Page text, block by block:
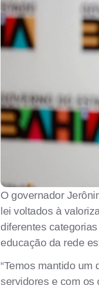
O governador
lei voltados à
diferentes
educação da rede
“Temos mantido
servidores e com os